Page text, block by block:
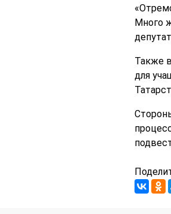
Много
Также
для